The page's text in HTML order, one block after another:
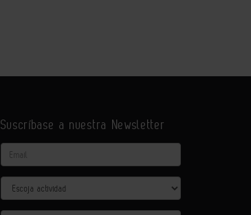
Suscríbase a nuestra Newsletter
Email
Actividad